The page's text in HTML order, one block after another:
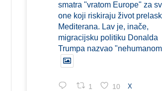
smatra "vratom Europe" za
one koji riskiraju život
Mediterana. Lav je, inače,
migracijsku politiku Donalda
Trumpa nazvao
1 10 X